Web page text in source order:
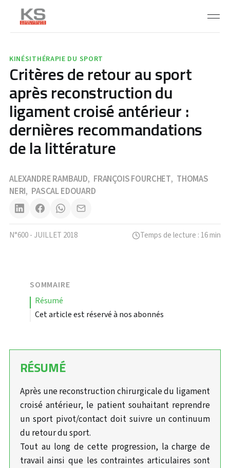
KINÉSITHÉRAPIE DU SPORT
Critères de retour au sport
après reconstruction du
ligament croisé antérieur :
dernières recommandations
de la littérature
ALEXANDRE RAMBAUD, FRANÇOIS FOURCHET, THOMAS
NERI, PASCAL EDOUARD
N°600 - JUILLET 2018 Temps de lecture : 16 min
SOMMAIRE
résumé
Cet article est réservé à nos abonnés
RÉSUMÉ
Après une reconstruction chirurgicale du ligament
croisé antérieur, le patient souhaitant reprendre
un sport pivot/contact doit suivre un continuum
du retour du sport.
Tout au long de cette progression, la charge de
travail ainsi que les contraintes articulaires sont